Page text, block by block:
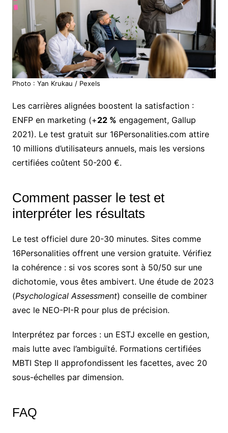
Photo : Yan Krukau / Pexels
Les carrières alignées boostent la satisfaction :
ENFP en marketing (+22 % engagement, Gallup
2021). Le test gratuit sur 16Personalities.com attire
10 millions d’utilisateurs annuels, mais les versions
certifiées coûtent 50-200 €.
Comment passer le test et
interpréter les résultats
Le test officiel dure 20-30 minutes. Sites comme
16Personalities offrent une version gratuite. Vérifiez
la cohérence : si vos scores sont à 50/50 sur une
dichotomie, vous êtes ambivert. Une étude de 2023
(Psychological Assessment) conseille de combiner
avec le NEO-PI-R pour plus de précision.
Interprétez par forces : un ESTJ excelle en gestion,
mais lutte avec l’ambiguïté. Formations certifiées
MBTI Step II approfondissent les facettes, avec 20
sous-échelles par dimension.
FAQ